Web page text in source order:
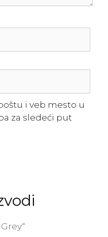
i veb mesto u
za sledeći put